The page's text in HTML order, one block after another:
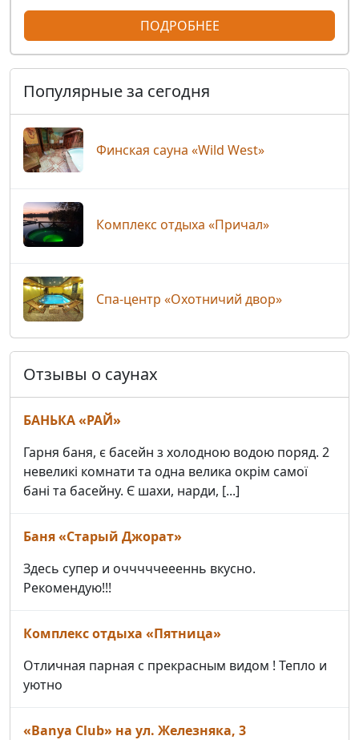
ПОДРОБНЕЕ
Популярные за сегодня
Финская сауна «Wild West»
Комплекс отдыха «Причал»
Спа-центр «Охотничий двор»
Отзывы о саунах
БАНЬКА «РАЙ»
Гарня баня, є басейн з холодною водою поряд. 2
невеликі комнати та одна велика окрім самої
бані та басейну. Є шахи, нарди, [...]
Баня «Старый Джорат»
Здесь супер и очччччеееннь вкусно.
Рекомендую!!!
Комплекс отдыха «Пятница»
Отличная парная с прекрасным видом ! Тепло и
уютно
«Banya Club» на ул. Железняка, 3